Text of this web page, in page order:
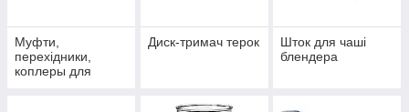
Муфти,
перехідники,
коплеры для
Диск-тримач терок
Шток для чаші
блендера